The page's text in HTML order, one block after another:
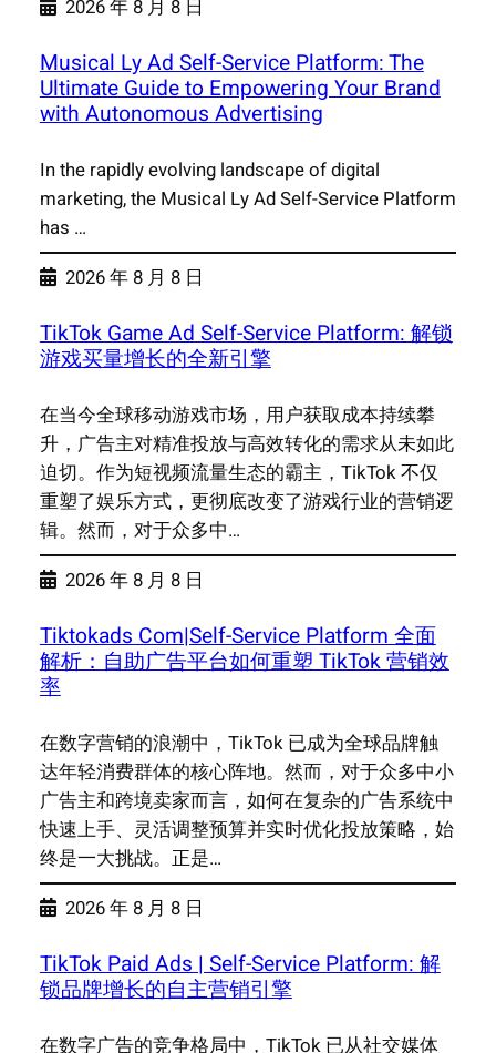
2026 年 8 月 8 日
Musical Ly Ad Self-Service Platform: The
Ultimate Guide to Empowering Your Brand
with Autonomous Advertising
In the rapidly evolving landscape of digital
marketing, the Musical Ly Ad Self-Service Platform
has …
2026 年 8 月 8 日
TikTok Game Ad Self-Service Platform: 解锁
游戏买量增长的全新引擎
在当今全球移动游戏市场，用户获取成本持续攀
升，广告主对精准投放与高效转化的需求从未如此
迫切。作为短视频流量生态的霸主，TikTok 不仅
重塑了娱乐方式，更彻底改变了游戏行业的营销逻
辑。然而，对于众多中…
2026 年 8 月 8 日
Tiktokads Com|Self-Service Platform 全面
解析：自助广告平台如何重塑 TikTok 营销效
率
在数字营销的浪潮中，TikTok 已成为全球品牌触
达年轻消费群体的核心阵地。然而，对于众多中小
广告主和跨境卖家而言，如何在复杂的广告系统中
快速上手、灵活调整预算并实时优化投放策略，始
终是一大挑战。正是…
2026 年 8 月 8 日
TikTok Paid Ads | Self-Service Platform: 解
锁品牌增长的自主营销引擎
在数字广告的竞争格局中，TikTok 已从社交媒体